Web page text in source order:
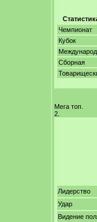
Чемпионат
Кубок
Сборная
Мега топ.
2.
Лидерство
Удар
Видение